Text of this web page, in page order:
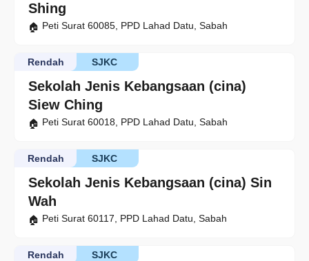
Shing
Peti Surat 60085, PPD Lahad Datu, Sabah
Sekolah Jenis Kebangsaan (cina)
Siew Ching
SJKC
Rendah
Peti Surat 60018, PPD Lahad Datu, Sabah
Sekolah Jenis Kebangsaan (cina) Sin
Wah
SJKC
Rendah
Peti Surat 60117, PPD Lahad Datu, Sabah
SJKC
Rendah